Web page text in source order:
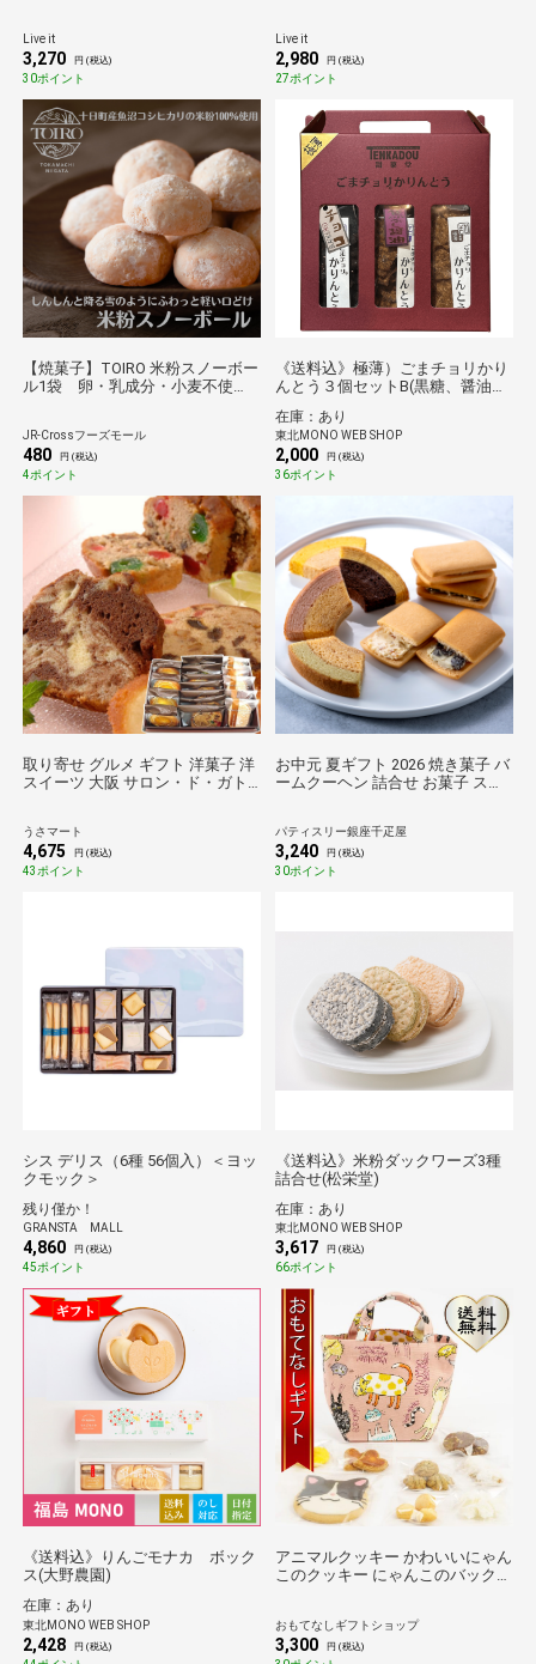
せ 大容量 手土産 お取り寄せ JRE
ポイント消化 お茶請け
Live it
3,270 円 (税込)
30ポイント
い 送料無料 JREポイント消化
Live it
2,980 円 (税込)
27ポイント
【焼菓子】TOIRO 米粉スノーボー
ル1袋 卵・乳成分・小麦不使
ァクトリー スノーボールクッキ
ー ブールドネージュ ポルボロ
ーネ お土産 プチギフト ほろ
ほろ食感
JR-Crossフーズモール
480 円 (税込)
4ポイント
《送料込》極薄）ごまチョリかり
んとう３個セットB(黒糖、醤油、
在庫：あり
東北MONO WEB SHOP
2,000 円 (税込)
36ポイント
取り寄せ グルメ ギフト 洋菓子 洋
スイーツ 大阪 サロン・ド・ガト
うさマート
4,675 円 (税込)
43ポイント
お中元 夏ギフト 2026 焼き菓子 バ
ームクーヘン 詰合せ お菓子 スイ
クション
パティスリー銀座千疋屋
3,240 円 (税込)
30ポイント
シス デリス（6種 56個入）＜ヨッ
クモック＞
残り僅か！
GRANSTA MALL
4,860 円 (税込)
45ポイント
《送料込》米粉ダックワーズ3種
詰合せ(松栄堂)
在庫：あり
東北MONO WEB SHOP
3,617 円 (税込)
66ポイント
《送料込》りんごモナカ ボック
ス(大野農園)
在庫：あり
東北MONO WEB SHOP
2,428 円 (税込)
アニマルクッキー かわいいにゃん
このクッキー にゃんこのバック入
おもてなしギフトショップ
3,300 円 (税込)